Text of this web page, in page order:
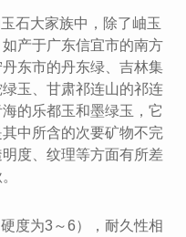
石大家族中，除了岫玉
产于广东信宜市的南方
东市的丹东绿、吉林集
玉、甘肃祁连山的祁连
的乐都玉和墨绿玉，它
中所含的次要矿物不完
度、纹理等方面有所差
度为3～6），耐久性相